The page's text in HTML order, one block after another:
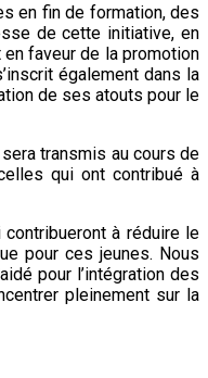
en fin de formation, des
de cette initiative, en
faveur de la promotion
également dans la
de ses atouts pour le
transmis au cours de
qui ont contribué à
à réduire le
pour ces jeunes. Nous
pour l’intégration des
pleinement sur la